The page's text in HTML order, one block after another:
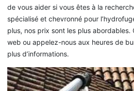
de vous aider si vous êtes à la
spécialisé et chevronné pour
plus, nos prix sont les plus abordables.
web ou appelez-nous aux heures de
plus d’informations.